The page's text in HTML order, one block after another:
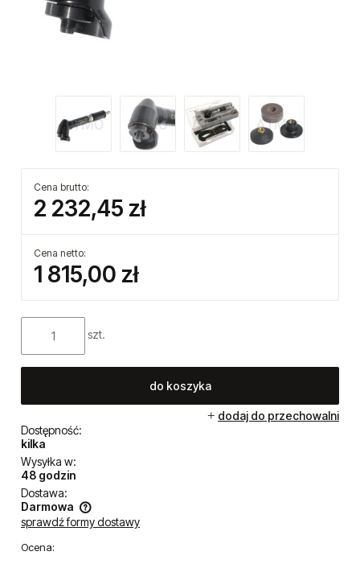
Cena brutto:
2 232,45 zł
Cena netto:
1 815,00 zł
szt.
do koszyka
dodaj do przechowalni
Dostępność:
kilka
Wysyłka w:
48 godzin
Dostawa:
Darmowa
Cena nie zawiera ewentualnych kosztów płatności
sprawdź formy dostawy
Ocena: